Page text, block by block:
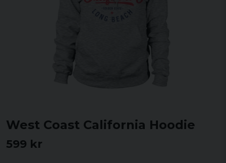
West Coast California Hoodie
599 kr